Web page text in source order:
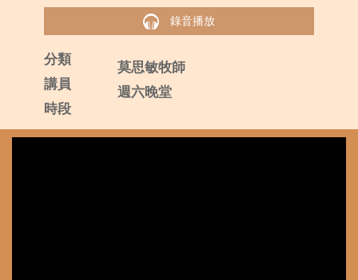
錄音播放
分類
講員
時段
莫思敏牧師
週六晚堂